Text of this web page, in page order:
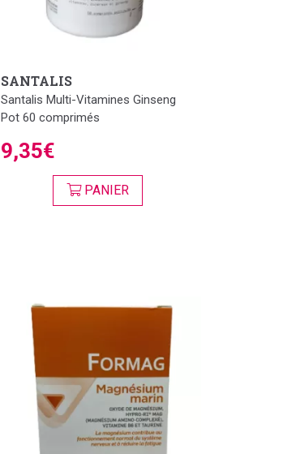
SANTALIS
Santalis Multi-Vitamines Ginseng
Pot 60 comprimés
9,35€
PANIER